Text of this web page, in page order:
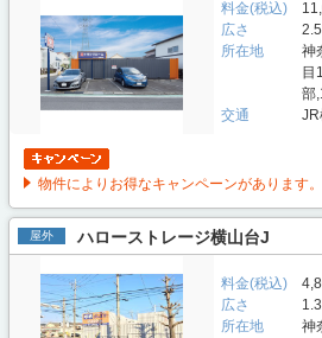
料金(税込)
広さ
所在地
神
目
部
交通
物件によりお得なキャンペーンがあります
屋外 ハローストレージ横山台J
料金(税込)
広さ
所在地
神